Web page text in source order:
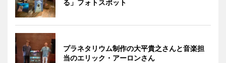
る」フォトスポット
プラネタリウム制作の大平貴之さんと音楽担
当のエリック・アーロンさん